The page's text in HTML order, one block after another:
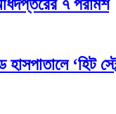
৭ পরামর্শ
‘হিট